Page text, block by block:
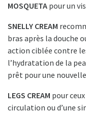
MOSQUETA pour un
SNELLY CREAM
bras après la douche
action ciblée contre
l’hydratation de la
prêt pour une
LEGS CREAM pour
circulation ou d’une